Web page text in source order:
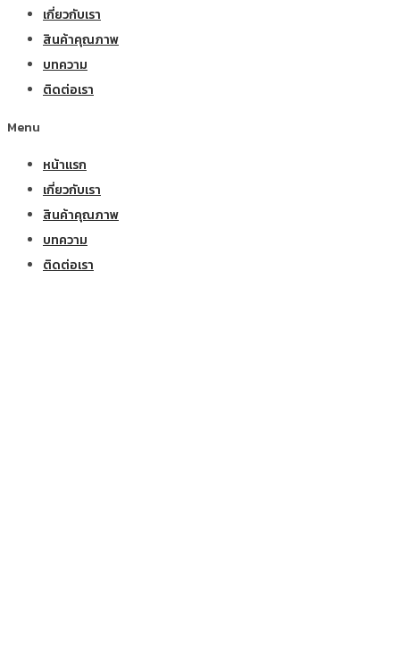
เกี่ยวกับเรา
สินค้าคุณภาพ
บทความ
ติดต่อเรา
Menu
หน้าแรก
เกี่ยวกับเรา
สินค้าคุณภาพ
บทความ
ติดต่อเรา